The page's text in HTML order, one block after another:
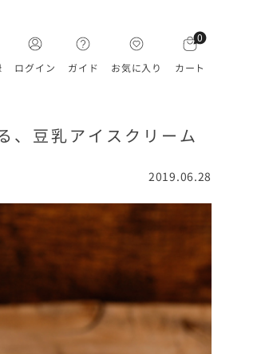
ログイン ガイド お気に入り
0
カート
、豆乳アイスクリーム
2019.06.28